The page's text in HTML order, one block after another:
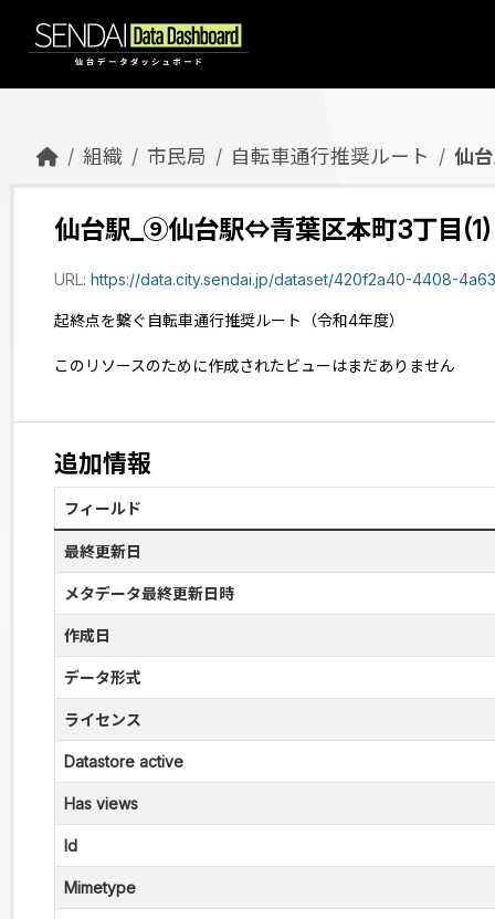
組織 市民局 自転車通行推奨ルート 仙
仙台駅_⑨仙台駅⇔青葉区本町3丁目(1)
URL: https://data.city.sendai.jp/dataset/420f2a40-4408-4a63-ab01-
起終点を繋ぐ自転車通行推奨ルート（令和4年度）
このリソースのために作成されたビューはまだありません
追加情報
フィールド
最終更新日
メタデータ最終更新日時
作成日
データ形式
ライセンス
Datastore active
Has views
Id
Mimetype